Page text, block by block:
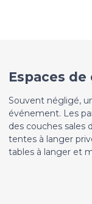
Espaces de
Souvent négligé,
événement. Les
des couches sales
tentes à langer
tables à langer et